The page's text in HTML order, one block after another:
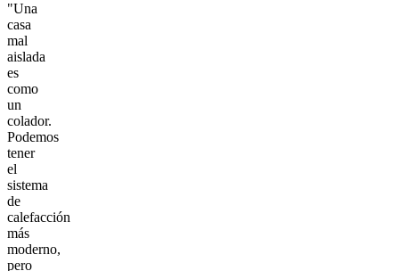
"Una
casa
mal
aislada
es
como
un
colador.
Podemos
tener
el
sistema
de
calefacción
más
moderno,
pero